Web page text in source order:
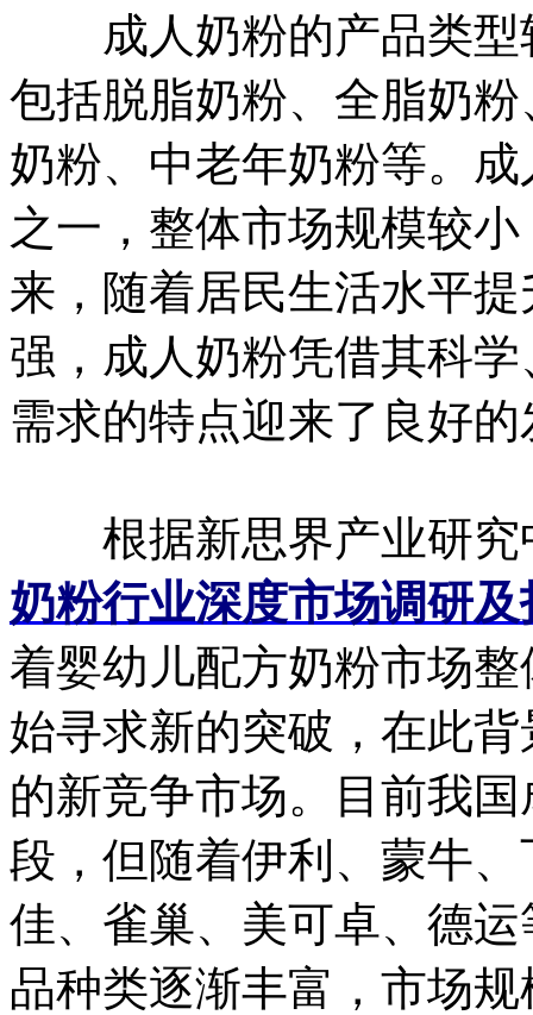
成人奶粉的产品类型
包括脱脂奶粉、全脂奶
奶粉、中老年奶粉等。
之一，整体市场规模较
来，随着居民生活水平
强，成人奶粉凭借其科
需求的特点迎来了良好
根据新思界产业研究
奶粉行业深度市场调研
着婴幼儿配方奶粉市场
始寻求新的突破，在此
的新竞争市场。目前我
段，但随着伊利、蒙牛
佳、雀巢、美可卓、德
品种类逐渐丰富，市场